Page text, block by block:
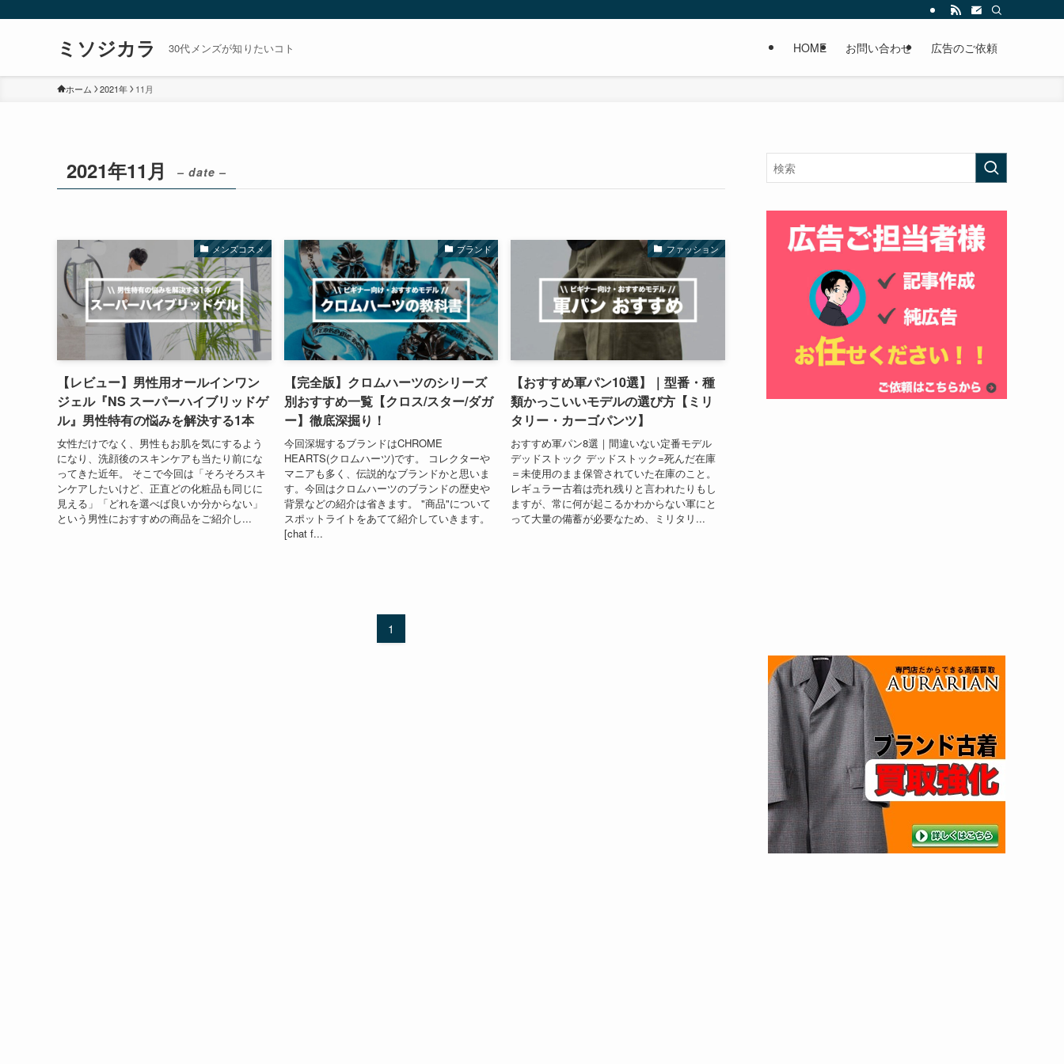
ミソジカラ 30代メンズが知りたいコト HOME お問い合わせ 広告のご依頼
ホーム 2021年 11月
2021年11月 – date –
メンズコスメ
【レビュー】男性用オールインワン
ジェル『NS スーパーハイブリッドゲ
ル』男性特有の悩みを解決する1本
女性だけでなく、男性もお肌を気にするよう
になり、洗顔後のスキンケアも当たり前にな
ってきた近年。 そこで今回は「そろそろスキ
ンケアしたいけど、正直どの化粧品も同じに
見える」「どれを選べば良いか分からない」
という男性におすすめの商品をご紹介し...
ブランド
【完全版】クロムハーツのシリーズ
別おすすめ一覧【クロス/スター/ダガ
ー】徹底深掘り！
今回深堀するブランドはCHROME
HEARTS(クロムハーツ)です。 コレクターや
マニアも多く、伝説的なブランドかと思いま
す。今回はクロムハーツのブランドの歴史や
背景などの紹介は省きます。 "商品"について
スポットライトをあてて紹介していきます。
[chat f...
ファッション
【おすすめ軍パン10選】｜型番・種
類かっこいいモデルの選び方【ミリ
タリー・カーゴパンツ】
おすすめ軍パン8選｜間違いない定番モデル
デッドストック デッドストック=死んだ在庫
＝未使用のまま保管されていた在庫のこと。
レギュラー古着は売れ残りと言われたりもし
ますが、常に何が起こるかわからない軍にと
って大量の備蓄が必要なため、ミリタリ...
1